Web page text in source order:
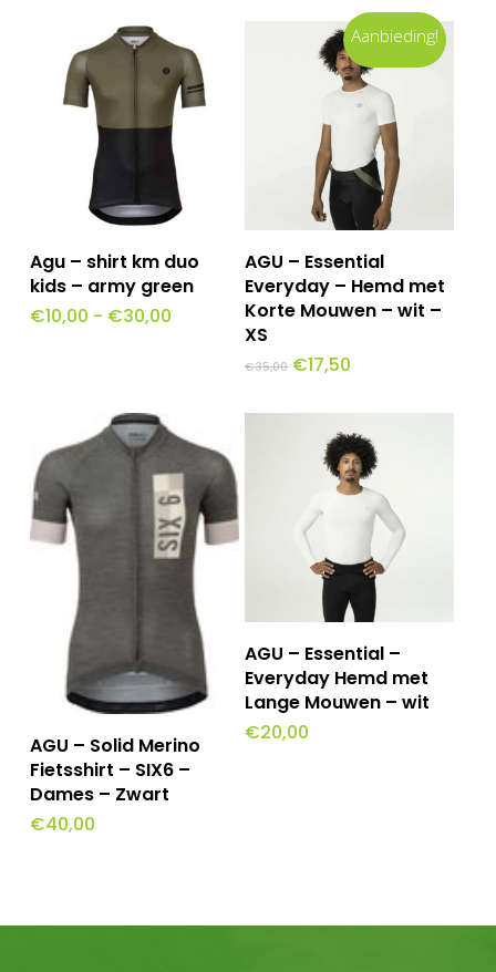
Opties Selecteren
product
heeft
optie
kan
gekozen
worden
productpagina
Agu – shirt km duo
kids – army green
€10,00 - €30,00Prijsklasse:
Aanbieding!
Toevoegen Aan
Winkelwagen
AGU – Essential
Everyday – Hemd met
Korte Mouwen – wit –
XS
€35,00 Oorspronkelijke
prijs
€35,00.
€17,50
€17,50.
Opties Selecteren
product
heeft
meerdere
AGU – Solid Merino
Fietsshirt – SIX6 –
Dames – Zwart
€40,00
Opties Selecteren
product
heeft
meerdere
gekozen
AGU – Essential –
Everyday Hemd met
Lange Mouwen – wit
€20,00